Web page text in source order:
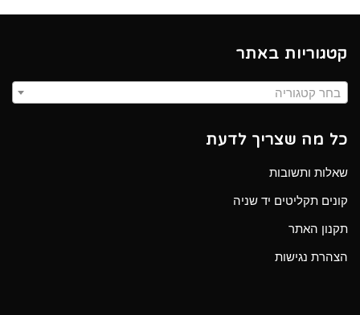
קטגוריות באתר
בחר קטגוריה
כל מה שצריך לדעת
שאלות ותשובות
קונים תקליטים יד שניה
תקנון האתר
הצהרת נגישות